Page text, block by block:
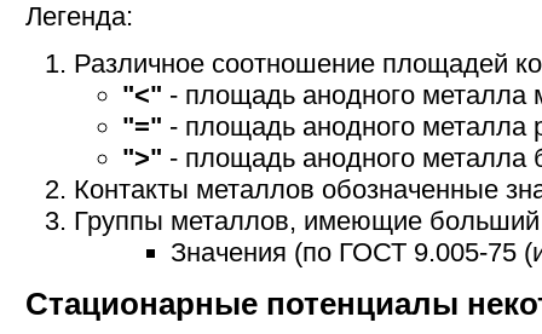
Легенда:
Различное соотношение площадей
"<" - площадь анодного
"=" - площадь анодного металла
">" - площадь анодного металла
Контакты металлов обозначенные
Группы металлов, имеющие больший
Значения (по ГОСТ 9.005-75
Стационарные потенциалы